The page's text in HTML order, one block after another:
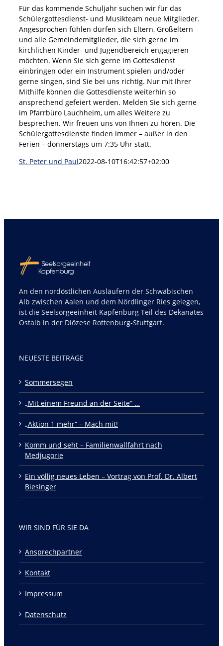
Für das kommende Schuljahr suchen wir für das
Schülergottesdienst- und Musikteam neue Mitglieder.
Angesprochen fühlen dürfen sich Eltern, Großeltern
und alle Gemeindemitglieder, die sich gerne im
kirchlichen Kinder- und Jugendbereich engagieren
möchten. Wenn Sie sich gerne im Gottesdienst
einbringen oder ein Instrument spielen und/oder
gerne singen, sind Sie bei uns richtig. Nur mit Ihrer
Mithilfe können die Gottesdienste weiterhin so
ansprechend gefeiert werden. Melden Sie sich gerne
im Pfarrbüro Lauchheim, um alles Weitere zu
besprechen. Wir freuen uns von Ihnen zu hören. Die
Schülergottesdienste finden immer – außer in den
Ferien – donnerstags um 7:35 Uhr statt.
St. Peter und Paul2022-08-10T16:42:57+02:00
An den nordöstlichen Ausläufern der Schwäbischen
Alb zwischen Aalen und dem Nördlinger Ries gelegen,
ist die Seelsorgeeinheit Kapfenburg Teil des Dekanates
Ostalb in der Diözese Rottenburg-Stuttgart.
NEUESTE BEITRÄGE
Sommersegen
„Mit einem Freund an der Seite“ …
„Aktion 1 mehr“ – Mach mit!
Komm und seht – Familienwallfahrt nach
Medjugorie
Ein völlig neues Leben – Vortrag von Prof. Dr. Albert
Biesinger
WIR SIND FÜR SIE DA
Ansprechpartner
Kontakt
Impressum
Datenschutz